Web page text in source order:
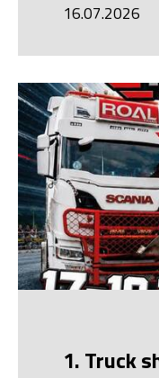
16.07.2026
1. Truck